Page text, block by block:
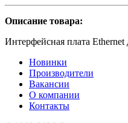
Описание товара:
Интерфейсная плата
Новинки
Производители
Вакансии
О компании
Контакты